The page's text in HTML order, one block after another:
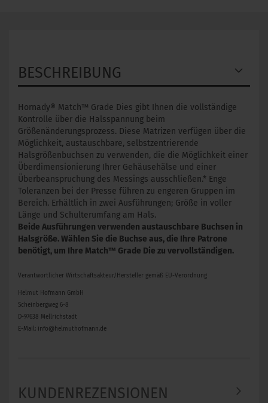
BESCHREIBUNG
Hornady® Match™ Grade Dies gibt Ihnen die vollständige
Kontrolle über die Halsspannung beim
Größenänderungsprozess. Diese Matrizen verfügen über die
Möglichkeit, austauschbare, selbstzentrierende
Halsgrößenbuchsen zu verwenden, die die Möglichkeit einer
Überdimensionierung Ihrer Gehäusehälse und einer
Überbeanspruchung des Messings ausschließen.* Enge
Toleranzen bei der Presse führen zu engeren Gruppen im
Bereich. Erhältlich in zwei Ausführungen; Größe in voller
Länge und Schulterumfang am Hals.
Beide Ausführungen verwenden austauschbare Buchsen in
Halsgröße. Wählen Sie die Buchse aus, die Ihre Patrone
benötigt, um Ihre Match™ Grade Die zu vervollständigen.
Verantwortlicher Wirtschaftsakteur/Hersteller gemäß EU-Verordnung
Helmut Hofmann GmbH
Scheinbergweg 6-8
D-97638 Mellrichstadt
E-Mail: info@helmuthofmann.de
KUNDENREZENSIONEN